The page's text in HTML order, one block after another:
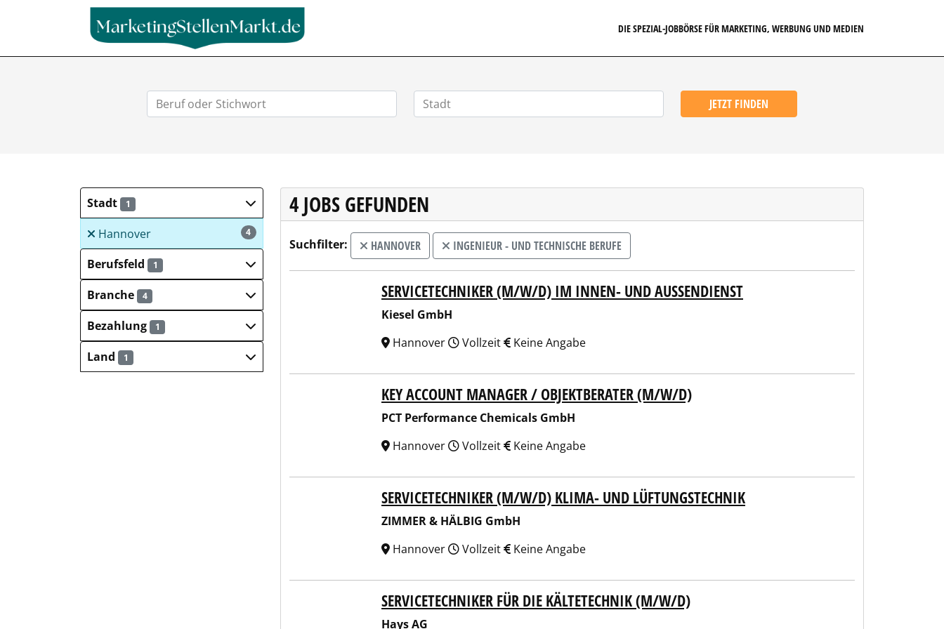
DIE SPEZIAL-JOBBÖRSE FÜR MARKETING, WERBUNG UND MEDIEN
JETZT FINDEN
Stadt 1
4
Hannover
Berufsfeld
1
Branche 4
Bezahlung 1
Land 1
4 JOBS GEFUNDEN
Suchfilter: HANNOVER INGENIEUR - UND TECHNISCHE BERUFE
SERVICETECHNIKER (M/W/D) IM INNEN- UND AUSSENDIENST
Kiesel GmbH
Hannover
Vollzeit Keine Angabe
PCT Performance Chemicals GmbH
KEY ACCOUNT MANAGER / OBJEKTBERATER (M/W/D)
PCT Performance Chemicals GmbH
Hannover
Vollzeit Keine Angabe
ZIMMER & HÄLBIG GmbHSERVICETECHNIKER (M/W/D) KLIMA- UND LÜFTUNGSTECHNIK
ZIMMER & HÄLBIG GmbH
Hannover
Vollzeit Keine Angabe
SERVICETECHNIKER FÜR DIE KÄLTETECHNIK (M/W/D)
Hays AG